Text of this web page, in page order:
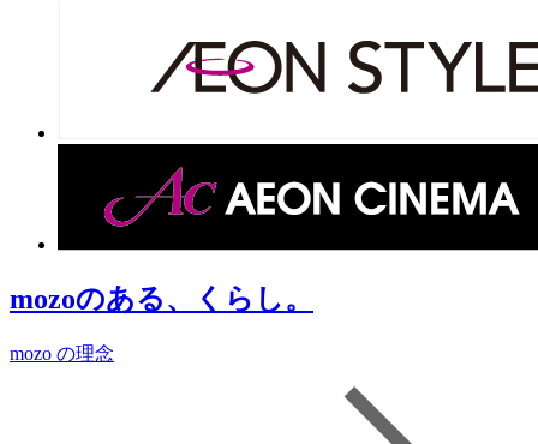
mozoのある、くらし。
mozo の理念